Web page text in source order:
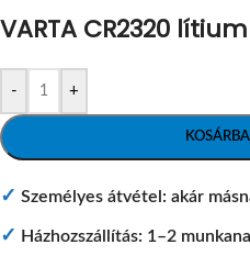
VARTA CR2320
- +
✓ Személyes átvétel: akár
✓ Házhozszállítás: 1–2